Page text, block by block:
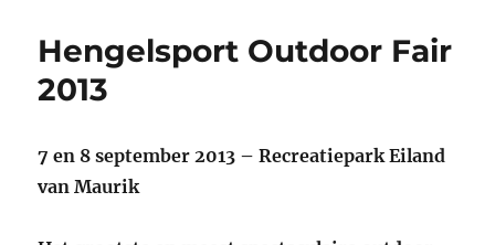
Hengelsport Outdoor Fair
2013
7 en 8 september 2013 – Recreatiepark Eiland
van Maurik